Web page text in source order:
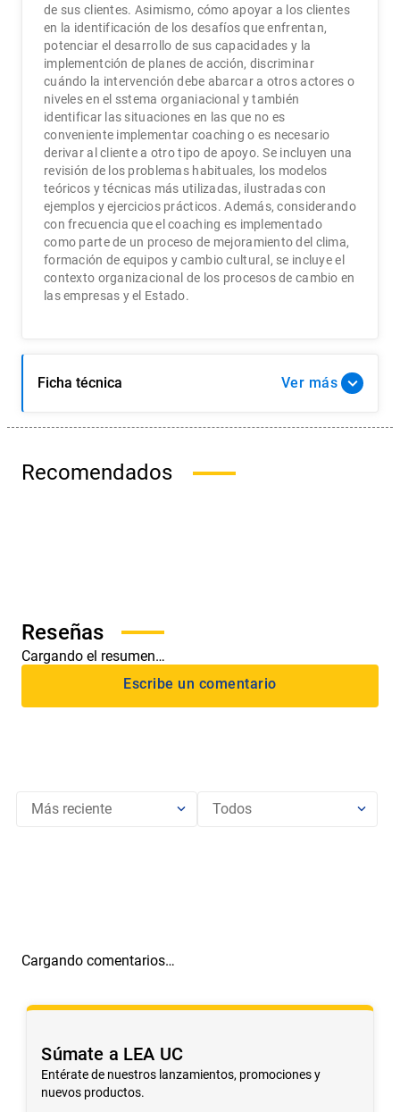
de sus clientes. Asimismo, cómo apoyar a los clientes
en la identificación de los desafíos que enfrentan,
potenciar el desarrollo de sus capacidades y la
implementción de planes de acción, discriminar
cuándo la intervención debe abarcar a otros actores o
niveles en el sstema organiacional y también
identificar las situaciones en las que no es
conveniente implementar coaching o es necesario
derivar al cliente a otro tipo de apoyo. Se incluyen una
revisión de los problemas habituales, los modelos
teóricos y técnicas más utilizadas, ilustradas con
ejemplos y ejercicios prácticos. Además, considerando
con frecuencia que el coaching es implementado
como parte de un proceso de mejoramiento del clima,
formación de equipos y cambio cultural, se incluye el
contexto organizacional de los procesos de cambio en
las empresas y el Estado.
Ficha técnica Ver
Recomendados
Cargando el resumen…
Más reciente Todos
Cargando comentarios…
Súmate a LEA UC
Entérate de nuestros lanzamientos, promociones y
nuevos productos.